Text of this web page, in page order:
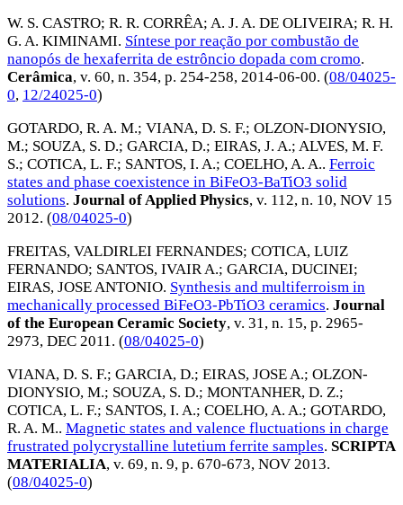
W. S. CASTRO; R. R. CORRÊA; A. J. A. DE OLIVEIRA; R. H.
G. A. KIMINAMI. Síntese por reação por combustão de
nanopós de hexaferrita de estrôncio dopada com cromo.
Cerâmica, v. 60, n. 354, p. 254-258, 2014-06-00. (08/04025-
0, 12/24025-0)
GOTARDO, R. A. M.; VIANA, D. S. F.; OLZON-DIONYSIO,
M.; SOUZA, S. D.; GARCIA, D.; EIRAS, J. A.; ALVES, M. F.
S.; COTICA, L. F.; SANTOS, I. A.; COELHO, A. A.. Ferroic
states and phase coexistence in BiFeO3-BaTiO3 solid
solutions. Journal of Applied Physics, v. 112, n. 10, NOV 15
2012. (08/04025-0)
FREITAS, VALDIRLEI FERNANDES; COTICA, LUIZ
FERNANDO; SANTOS, IVAIR A.; GARCIA, DUCINEI;
EIRAS, JOSE ANTONIO. Synthesis and multiferroism in
mechanically processed BiFeO3-PbTiO3 ceramics. Journal
of the European Ceramic Society, v. 31, n. 15, p. 2965-
2973, DEC 2011. (08/04025-0)
VIANA, D. S. F.; GARCIA, D.; EIRAS, JOSE A.; OLZON-
DIONYSIO, M.; SOUZA, S. D.; MONTANHER, D. Z.;
COTICA, L. F.; SANTOS, I. A.; COELHO, A. A.; GOTARDO,
R. A. M.. Magnetic states and valence fluctuations in charge
frustrated polycrystalline lutetium ferrite samples. SCRIPTA
MATERIALIA, v. 69, n. 9, p. 670-673, NOV 2013.
(08/04025-0)